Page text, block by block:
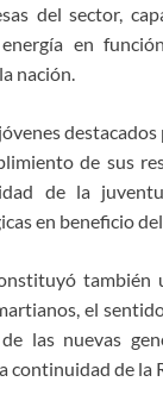
del sector,
en
nación.
de sus
de la
en beneficio del
también
el
las nuevas
continuidad de la